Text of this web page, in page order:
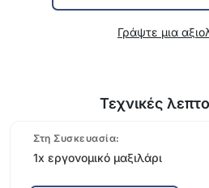
Γράψτε μια
Τεχνικές
Στη Συσκευασία:
1x εργονομικό μαξιλάρι